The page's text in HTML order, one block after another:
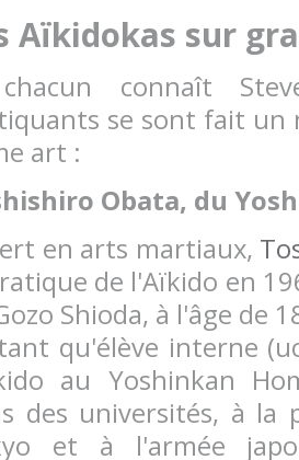
Aïkidokas sur
connaît
se sont fait un
art :
Obata, du
en arts martiaux,
de l'Aïkido en
Shioda, à l'âge de
qu'élève interne
au Yoshinkan
des universités, à la
et à l'armée